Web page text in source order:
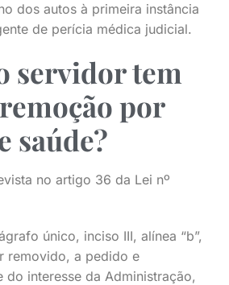
dos autos à primeira instância
de perícia médica judicial.
servidor tem
por
saúde?
no artigo 36 da Lei nº
único, inciso III, alínea “b”,
removido, a pedido e
do interesse da Administração,